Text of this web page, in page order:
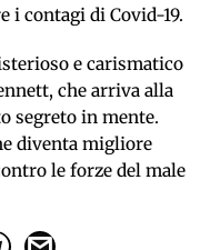
i contagi di Covid-19.
e carismatico
che arriva alla
segreto in mente.
diventa migliore
le forze del male